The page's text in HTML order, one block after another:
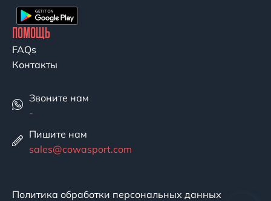
ПОМОЩЬ
FAQs
Контакты
Звоните нам
-
Пишите нам
sales@cowasport.com
Политика обработки персональных данных